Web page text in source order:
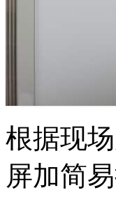
根据现
屏加简